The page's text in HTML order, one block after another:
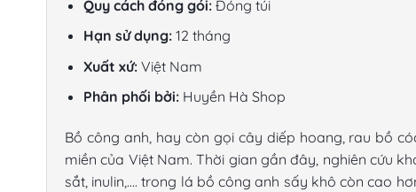
Quy cách đóng gói:Đóng túi
Hạn sử dụng:12 tháng
Xuất xứ:Việt Nam
Phân phối bởi:Huyền Hà Shop
Bồ công anh, hay còn gọi cây diếp hoang, rau bồ
miền của Việt Nam. Thời gian gần đây, nghiên cứu
sắt, inulin,…. trong lá bồ công anh sấy khô còn cao